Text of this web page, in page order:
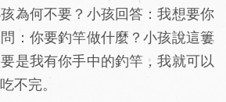
為何不要？小孩回答：我想要你
：你要釣竿做什麼？小孩說這簍
是我有你手中的釣竿，我就可以
不完。